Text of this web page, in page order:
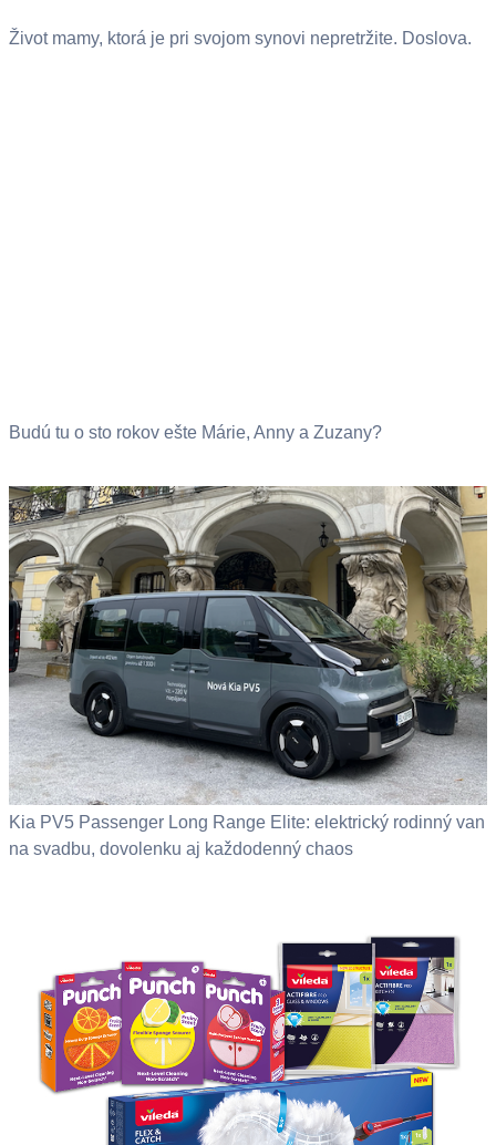
Život mamy, ktorá je pri svojom synovi nepretržite. Doslova.
Budú tu o sto rokov ešte Márie, Anny a Zuzany?
Kia PV5 Passenger Long Range Elite: elektrický rodinný van
na svadbu, dovolenku aj každodenný chaos